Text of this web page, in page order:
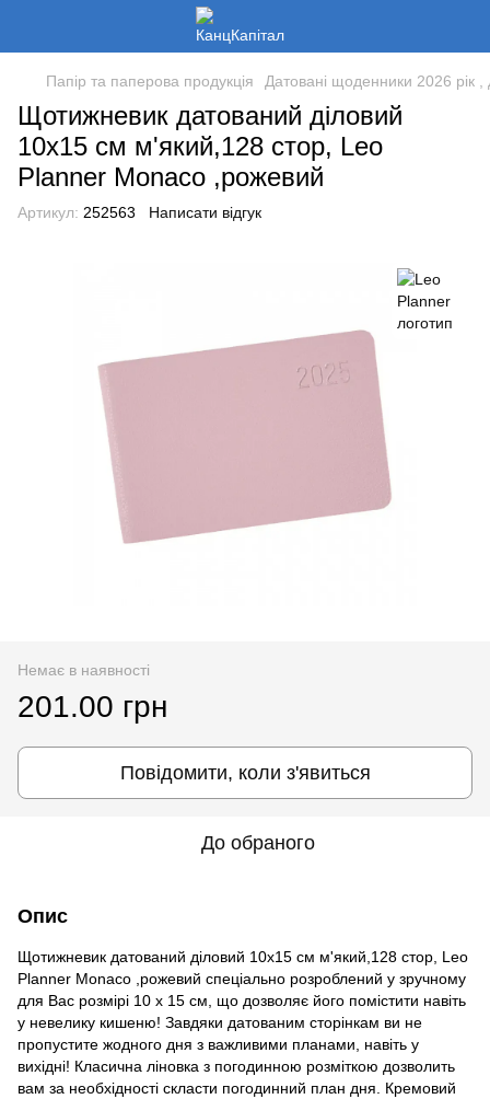
Папір та паперова продукція Датовані щоденники 2026 рік ,
Щотижневик датований діловий
10х15 см м'який,128 стор, Leo
Planner Monaco ,рожевий
Артикул: 252563 Написати відгук
Немає в наявності
201.00 грн
Повідомити, коли з'явиться
До обраного
Опис
Щотижневик датований діловий 10х15 см м'який,128 стор, Leo
Planner Monaco ,рожевий спеціально розроблений у зручному
для Вас розмірі 10 х 15 см, що дозволяє його помістити навіть
у невелику кишеню! Завдяки датованим сторінкам ви не
пропустите жодного дня з важливими планами, навіть у
вихідні! Класична ліновка з погодинною розміткою дозволить
вам за необхідності скласти погодинний план дня. Кремовий